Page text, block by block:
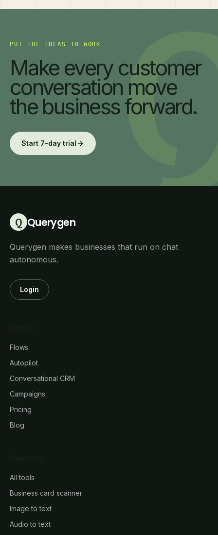
PUT THE IDEAS TO WORK
Make every customer
conversation move
the business forward.
Start 7-day trial
Q Querygen
Querygen makes businesses that run on chat
autonomous.
Login
Flows
Autopilot
Conversational CRM
Campaigns
Pricing
Blog
All tools
Business card scanner
Image to text
Audio to text